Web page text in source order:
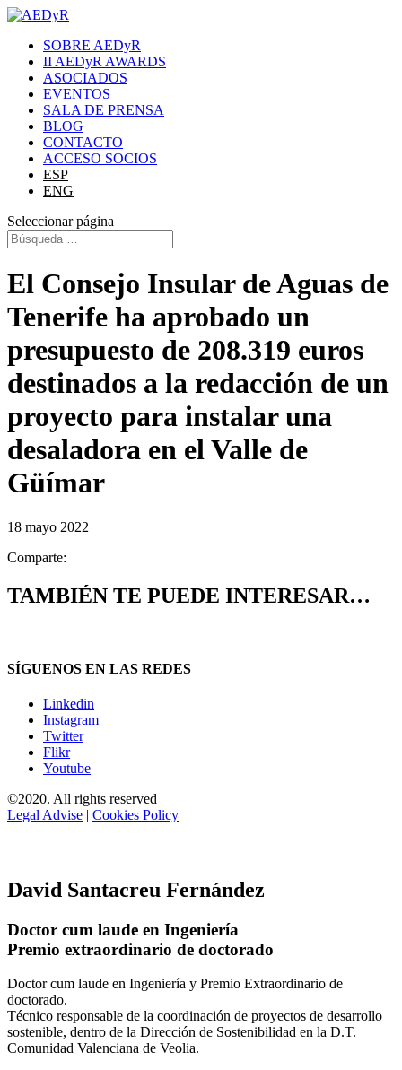
SOBRE AEDyR
II AEDyR AWARDS
ASOCIADOS
EVENTOS
SALA DE PRENSA
BLOG
CONTACTO
ACCESO SOCIOS
ESP
ENG
Seleccionar página
El Consejo Insular de Aguas de
Tenerife ha aprobado un
presupuesto de 208.319 euros
destinados a la redacción de un
proyecto para instalar una
desaladora en el Valle de
Güímar
18 mayo 2022
Comparte:
TAMBIÉN TE PUEDE INTERESAR…
SÍGUENOS EN LAS REDES
Linkedin
Instagram
Twitter
Flikr
Youtube
©2020. All rights reserved
Legal Advise | Cookies Policy
David Santacreu Fernández
Doctor cum laude en Ingeniería
Premio extraordinario de doctorado
Doctor cum laude en Ingeniería y Premio Extraordinario de
doctorado.
Técnico responsable de la coordinación de proyectos de desarrollo
sostenible, dentro de la Dirección de Sostenibilidad en la D.T.
Comunidad Valenciana de Veolia.